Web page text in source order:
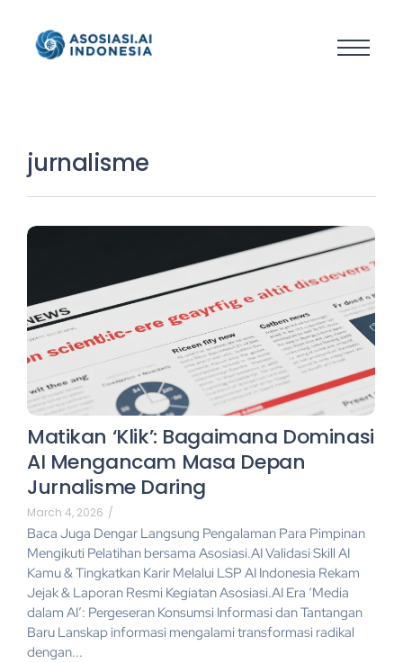
jurnalisme
Matikan ‘Klik’: Bagaimana Dominasi
AI Mengancam Masa Depan
Jurnalisme Daring
March 4, 2026 /
Baca Juga Dengar Langsung Pengalaman Para Pimpinan
Mengikuti Pelatihan bersama Asosiasi.AI Validasi Skill AI
Kamu & Tingkatkan Karir Melalui LSP AI Indonesia Rekam
Jejak & Laporan Resmi Kegiatan Asosiasi.AI Era ‘Media
dalam AI’: Pergeseran Konsumsi Informasi dan Tantangan
Baru Lanskap informasi mengalami transformasi radikal
dengan...